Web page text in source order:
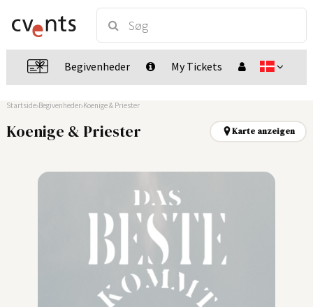
Begivenheder My Tickets
Startside Begivenheder Koenige & Priester
Koenige & Priester Karte anzeigen